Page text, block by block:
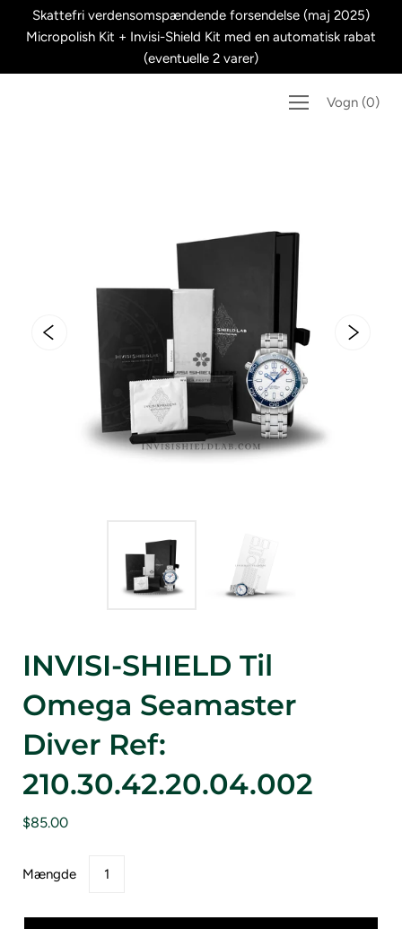
SpringSkattefri verdensomspændende forsendelse (maj 2025)
Micropolish Kit + Invisi-Shield Kit med en automatisk rabat
(eventuelle 2 varer)
Vogn (0)
INVISI-SHIELD Til
Omega Seamaster
Diver Ref:
210.30.42.20.04.002
$85.00
Mængde